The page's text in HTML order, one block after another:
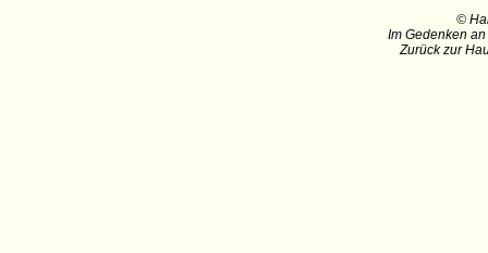
©
Im Gedenken
Zurück zur